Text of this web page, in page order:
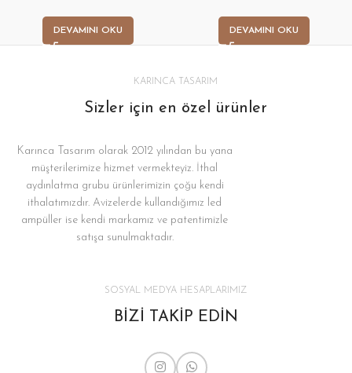
DEVAMINI OKU DEVAMINI OKU
KARINCA TASARIM
Sizler için en özel ürünler
Karınca Tasarım olarak 2012 yılından bu yana
müşterilerimize hizmet vermekteyiz. İthal
aydınlatma grubu ürünlerimizin çoğu kendi
ithalatımızdır. Avizelerde kullandığımız led
ampüller ise kendi markamız ve patentimizle
satışa sunulmaktadır.
SOSYAL MEDYA HESAPLARIMIZ
BİZİ TAKİP EDİN